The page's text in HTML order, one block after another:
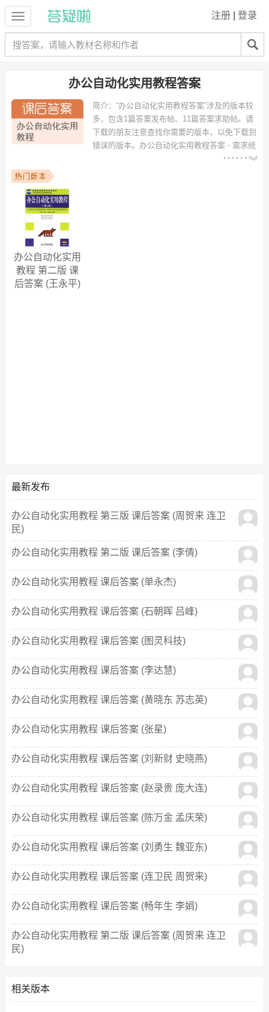
注册 登录
办公自动化实用教程答案
简介： “办公自动化实用教程答案”涉及的版本较
多，包含1篇答案发布帖、11篇答案求助帖。请
下载的朋友注意查找你需要的版本，以免下载到
错误的版本。 办公自动化实用教程答案 - 需求统
以下专业可能需要
学高级文秘、物理教育、信息与计算科学、国际经济与贸易、电子信息
科学与技术、英语（商务英语方向）、机械设计与制造、文秘教育、工
商管理 等专业。
以下学校的同学下载过
学、武汉工程大学、西华大学、遵义医学院、河南工业职业技术学院、
云南民族大学、西华师范大学、武汉工业学院工商学院、皖西学院 等。
办公自动化实用
教程 第二版 课
后答案 (王永平)
最新发布
办公自动化实用教程 第三版 课后答案 (周贺来 连卫
民)
办公自动化实用教程 第二版 课后答案 (李倩)
办公自动化实用教程 课后答案 (单永杰)
办公自动化实用教程 课后答案 (石朝晖 吕峰)
办公自动化实用教程 课后答案 (图灵科技)
办公自动化实用教程 课后答案 (李达慧)
办公自动化实用教程 课后答案 (黄晓东 苏志英)
办公自动化实用教程 课后答案 (张星)
办公自动化实用教程 课后答案 (刘新财 史晓燕)
办公自动化实用教程 课后答案 (赵录贵 庞大连)
办公自动化实用教程 课后答案 (陈万金 孟庆荣)
办公自动化实用教程 课后答案 (刘勇生 魏亚东)
办公自动化实用教程 课后答案 (连卫民 周贺来)
办公自动化实用教程 课后答案 (畅年生 李娟)
办公自动化实用教程 第二版 课后答案 (周贺来 连卫
民)
相关版本